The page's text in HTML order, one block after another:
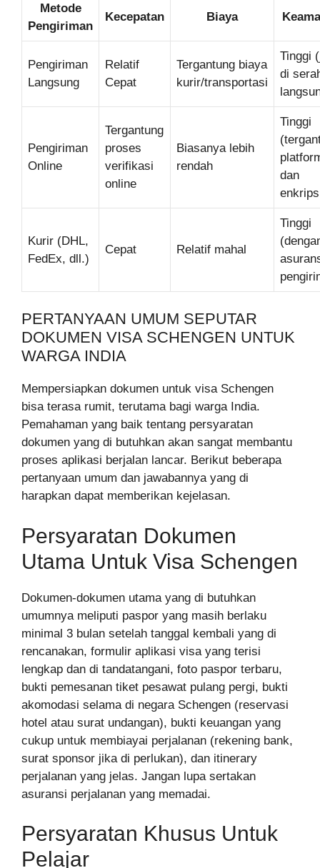
Metode
Pengiriman
Kecepatan Biaya
Pengiriman
Langsung
Relatif
Cepat
Tergantung biaya
kurir/transportasi
Tinggi
di
Pengiriman
Online
Tergantung
proses
verifikasi
online
Biasanya lebih
rendah
Tinggi
dan
Kurir (DHL,
FedEx, dll.)
Cepat Relatif mahal
Tinggi
PERTANYAAN UMUM SEPUTAR
DOKUMEN VISA SCHENGEN UNTUK
WARGA INDIA
Mempersiapkan dokumen untuk visa Schengen
bisa terasa rumit, terutama bagi warga India.
Pemahaman yang baik tentang persyaratan
dokumen yang di butuhkan akan sangat membantu
proses aplikasi berjalan lancar. Berikut beberapa
pertanyaan umum dan jawabannya yang di
harapkan dapat memberikan kejelasan.
Persyaratan Dokumen
Utama Untuk Visa Schengen
Dokumen-dokumen utama yang di butuhkan
umumnya meliputi paspor yang masih berlaku
minimal 3 bulan setelah tanggal kembali yang di
rencanakan, formulir aplikasi visa yang terisi
lengkap dan di tandatangani, foto paspor terbaru,
bukti pemesanan tiket pesawat pulang pergi, bukti
akomodasi selama di negara Schengen (reservasi
hotel atau surat undangan), bukti keuangan yang
cukup untuk membiayai perjalanan (rekening bank,
surat sponsor jika di perlukan), dan itinerary
perjalanan yang jelas. Jangan lupa sertakan
asuransi perjalanan yang memadai.
Persyaratan Khusus Untuk
Pelajar